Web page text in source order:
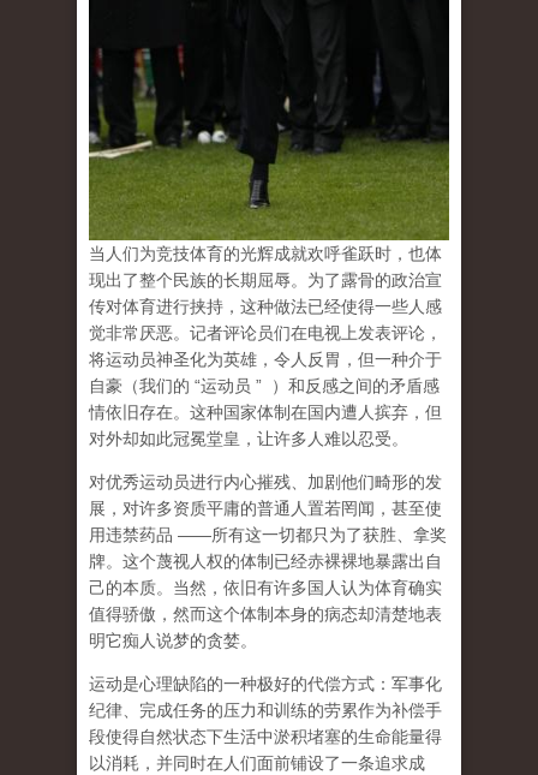
当人们为竞技体育的光辉成就欢呼雀跃时，也体
现出了整个民族的长期屈辱。为了露骨的政治宣
传对体育进行挟持，这种做法已经使得一些人感
觉非常厌恶。记者评论员们在电视上发表评论，
将运动员神圣化为英雄，令人反胃，但一种介于
自豪（我们的 “运动员 ”
）和反感之间的矛盾感
情依旧存在。这种国家体制在国内遭人摈弃，但
对外却如此冠冕堂皇，让许多人难以忍受。
对优秀运动员进行内心摧残、加剧他们畸形的发
展，对许多资质平庸的普通人置若罔闻，甚至使
用违禁药品 ——所有这一切都只为了获胜、拿奖
牌。这个蔑视人权的体制已经赤裸裸地暴露出自
己的本质。当然，依旧有许多国人认为体育确实
值得骄傲，然而这个体制本身的病态却清楚地表
明它痴人说梦的贪婪。
运动是心理缺陷的一种极好的代偿方式 ：军事化
纪律、完成任务的压力和训练的劳累作为补偿手
段使得自然状态下生活中淤积堵塞的生命能量得
以消耗，并同时在人们面前铺设了一条追求成